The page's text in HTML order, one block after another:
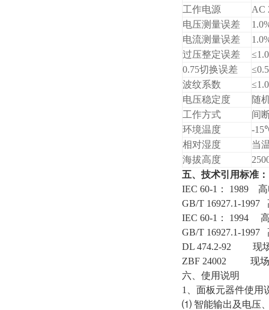
工作电源
AC
电压测量误差
电流测量误差
过压整定误差
0.75切换误差
波纹系数
电压稳定度
随
工作方式
间
环境温度
-
相对湿度
当
海拔高度
五、技术引用标准：
IEC 60-1： 1989
GB/T 16927.1-
IEC 60-1： 1994
GB/T 16927.1-
DL 474.2-92 现场
ZBF 24002 现场
六、使用说明
1、面板元器件使用
⑴ 智能输出及电压